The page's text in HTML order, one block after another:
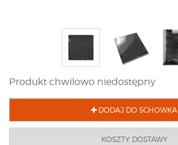
Produkt chwilowo niedostępny
DODAJ DO SCHOWKA
KOSZTY DOSTAWY